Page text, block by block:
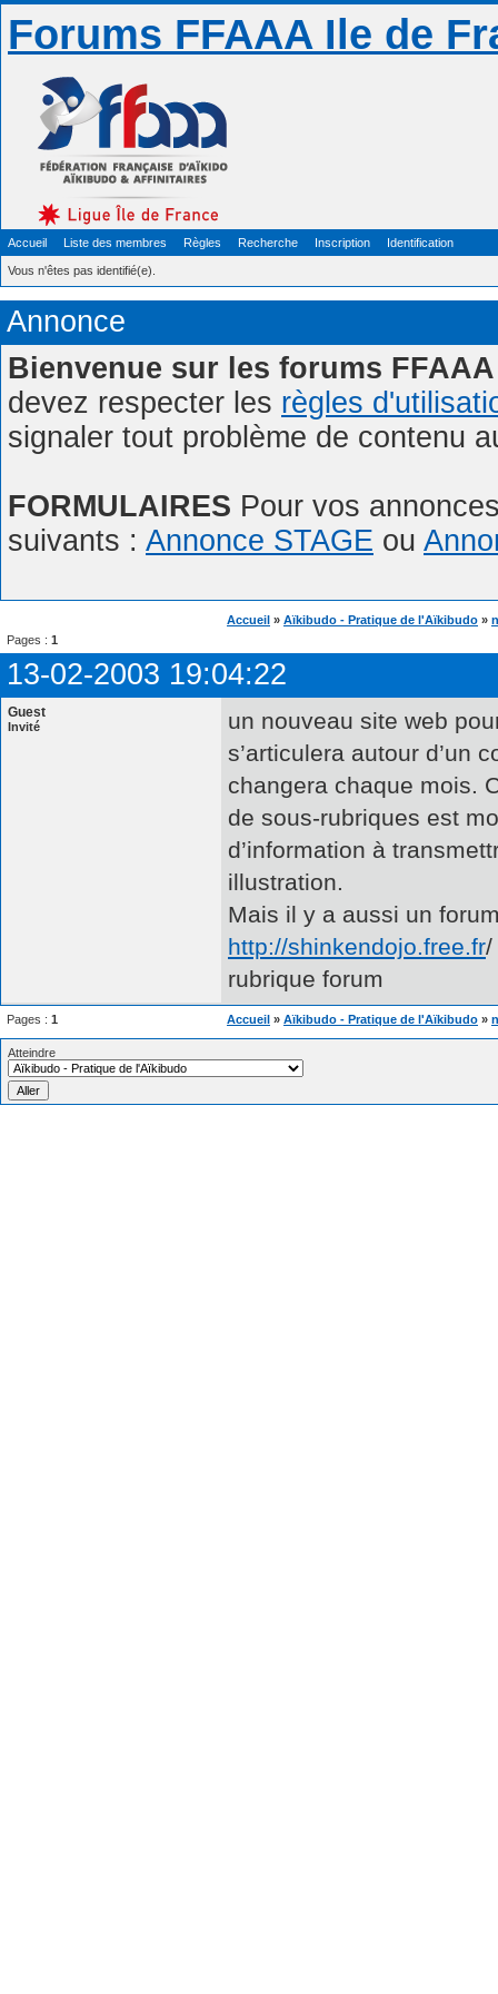
Forums FFAAA Ile de
Accueil Liste des membres Règles Recherche Inscription Identification
Vous n'êtes pas identifié(e).
Annonce
Bienvenue sur les forums FFAAA
devez respecter les règles
signaler tout problème de contenu
FORMULAIRES Pour vos
suivants : Annonce STAGE ou
Accueil » Aïkibudo - Pratique de l'Aïkibudo »
Pages : 1
13-02-2003 19:04:22
Guest
Invité
un nouveau site web
s’articulera autour d’un
changera chaque mois.
de sous-rubriques est
d’information à
illustration.
Mais il y a aussi un
http://shinkendojo.free.fr/
rubrique forum
Pages : 1 Accueil » Aïkibudo - Pratique de l'Aïkibudo »
Atteindre